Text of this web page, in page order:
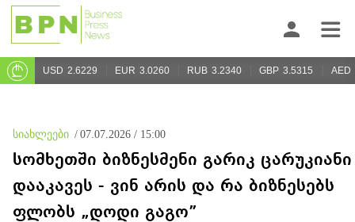
USD 2.6229 EUR 3.0260 RUB 3.2340 GBP 3.5315 AED
სიახლეები / 07.07.2026 / 15:00
სომხეთში ბიზნესმენი გარიკ ცარუკიანი
დააკავეს - ვინ არის და რა ბიზნესებს
ფლობს „დოდი გაგო”